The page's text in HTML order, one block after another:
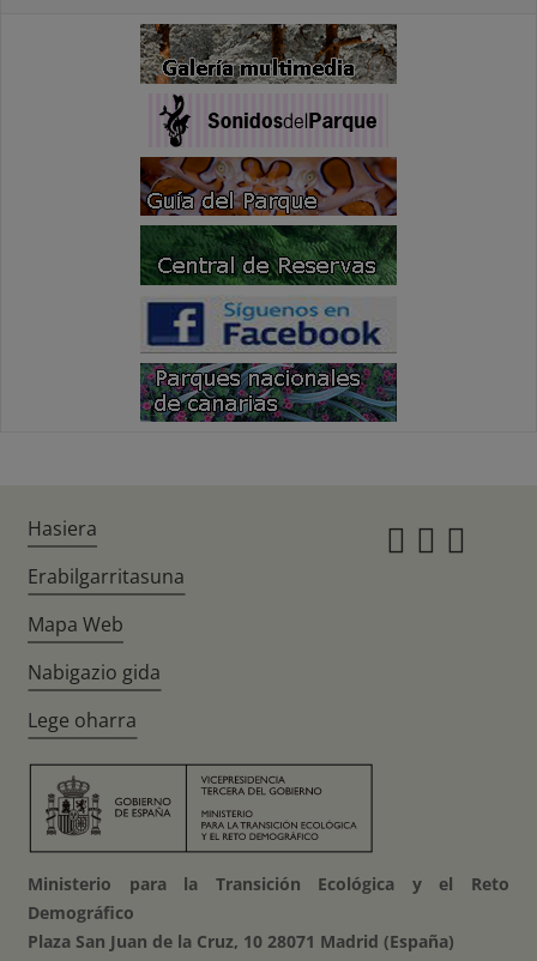
Hasiera
Erabilgarritasuna
Mapa Web
Nabigazio gida
Lege oharra
Ministerio para la Transición Ecológica y el Reto
Demográfico
Plaza San Juan de la Cruz, 10 28071 Madrid (España)